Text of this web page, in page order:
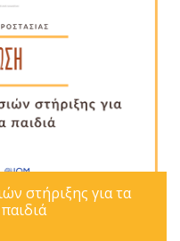
στήριξης για τα